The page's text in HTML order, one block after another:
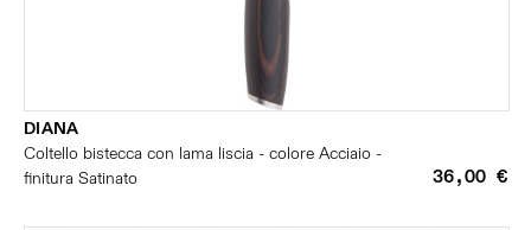
DIANA
Coltello bistecca con lama liscia - colore Acciaio -
finitura Satinato
36,00 €